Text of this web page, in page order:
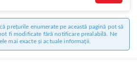
prețurile enumerate pe această pagină pot să
fi modificate fără notificare prealabilă. Ne
mai exacte și actuale informații.